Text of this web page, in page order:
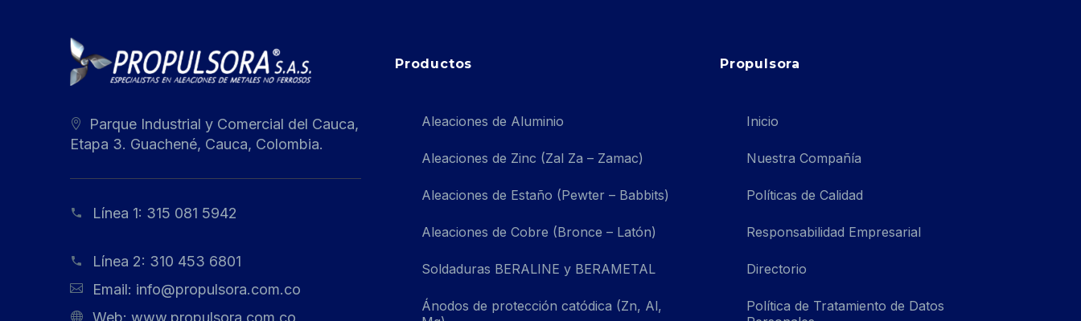
Parque Industrial y Comercial del Cauca,
Etapa 3. Guachené, Cauca, Colombia.
Línea 1: 315 081 5942
Línea 2: 310 453 6801
Email: info@propulsora.com.co
Web: www.propulsora.com.co
Productos
Aleaciones de Aluminio
Aleaciones de Zinc (Zal Za – Zamac)
Aleaciones de Estaño (Pewter – Babbits)
Aleaciones de Cobre (Bronce – Latón)
Soldaduras BERALINE y BERAMETAL
Ánodos de protección catódica (Zn, Al,
Propulsora
Inicio
Nuestra Compañía
Políticas de Calidad
Responsabilidad Empresarial
Directorio
Política de Tratamiento de Datos